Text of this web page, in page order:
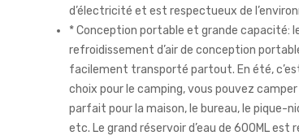
d’électricité et est respectueux de
* Conception portable et grande capacité:
refroidissement d’air de conception
facilement transporté partout. En été,
choix pour le camping, vous pouvez
parfait pour la maison, le bureau, le pique-
etc. Le grand réservoir d’eau de 600ML est